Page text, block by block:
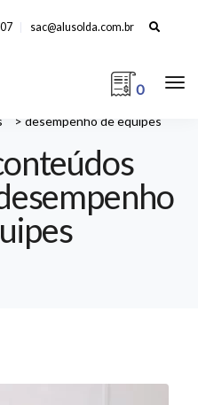
Search
sac@alusolda.com.br
0
> desempenho de equipes